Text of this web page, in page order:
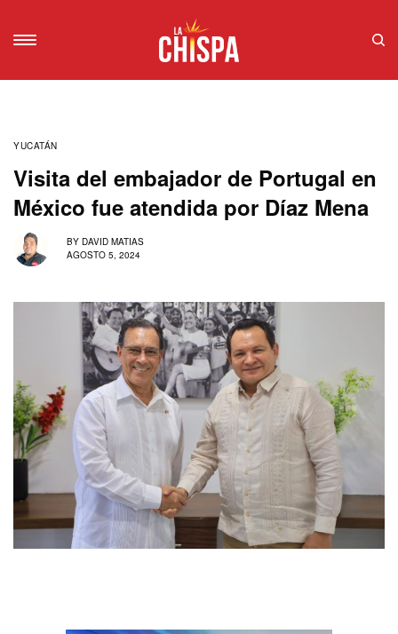
YUCATÁN
Visita del embajador de Portugal en
México fue atendida por Díaz Mena
BY DAVID MATIAS
AGOSTO 5, 2024